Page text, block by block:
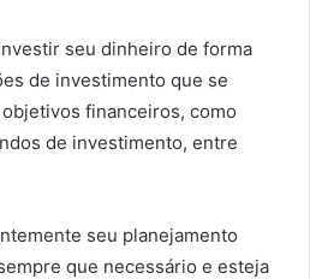
seu dinheiro de forma
de investimento que se
financeiros, como
de investimento, entre
seu planejamento
que necessário e esteja